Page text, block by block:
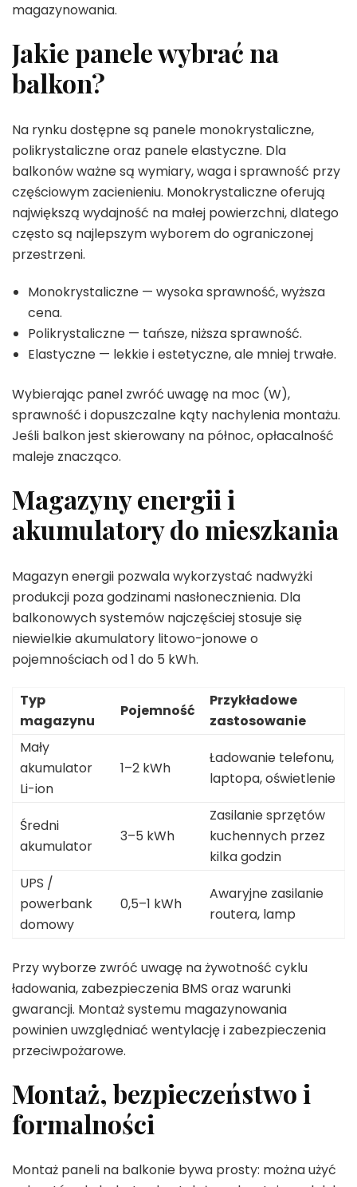
magazynowania.
Jakie panele wybrać na
balkon?
Na rynku dostępne są panele monokrystaliczne,
polikrystaliczne oraz panele elastyczne. Dla
balkonów ważne są wymiary, waga i sprawność przy
częściowym zacienieniu. Monokrystaliczne oferują
największą wydajność na małej powierzchni, dlatego
często są najlepszym wyborem do ograniczonej
przestrzeni.
Monokrystaliczne — wysoka sprawność, wyższa
cena.
Polikrystaliczne — tańsze, niższa sprawność.
Elastyczne — lekkie i estetyczne, ale mniej trwałe.
Wybierając panel zwróć uwagę na moc (W),
sprawność i dopuszczalne kąty nachylenia montażu.
Jeśli balkon jest skierowany na północ, opłacalność
maleje znacząco.
Magazyny energii i
akumulatory do mieszkania
Magazyn energii pozwala wykorzystać nadwyżki
produkcji poza godzinami nasłonecznienia. Dla
balkonowych systemów najczęściej stosuje się
niewielkie akumulatory litowo-jonowe o
pojemnościach od 1 do 5 kWh.
Typ
magazynu
Pojemność
Przykładowe
zastosowanie
Mały
akumulator
Li-ion
1–2 kWh
Ładowanie telefonu,
laptopa, oświetlenie
Średni
akumulator
3–5 kWh
Zasilanie sprzętów
kuchennych przez
kilka godzin
UPS /
powerbank
domowy
0,5–1 kWh
Awaryjne zasilanie
routera, lamp
Przy wyborze zwróć uwagę na żywotność cyklu
ładowania, zabezpieczenia BMS oraz warunki
gwarancji. Montaż systemu magazynowania
powinien uwzględniać wentylację i zabezpieczenia
przeciwpożarowe.
Montaż, bezpieczeństwo i
formalności
Montaż paneli na balkonie bywa prosty: można użyć